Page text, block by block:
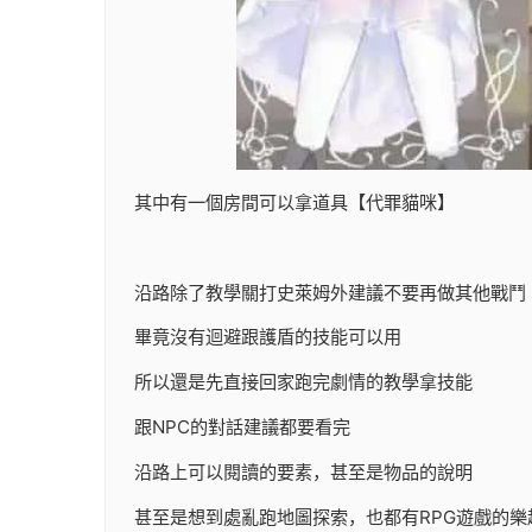
其中有一個房間可以拿道具【代罪貓咪】
沿路除了教學關打史萊姆外建議不要再做其他戰鬥
畢竟沒有迴避跟護盾的技能可以用
所以還是先直接回家跑完劇情的教學拿技能
跟NPC的對話建議都要看完
沿路上可以閱讀的要素，甚至是物品的說明
甚至是想到處亂跑地圖探索，也都有RPG遊戲的樂